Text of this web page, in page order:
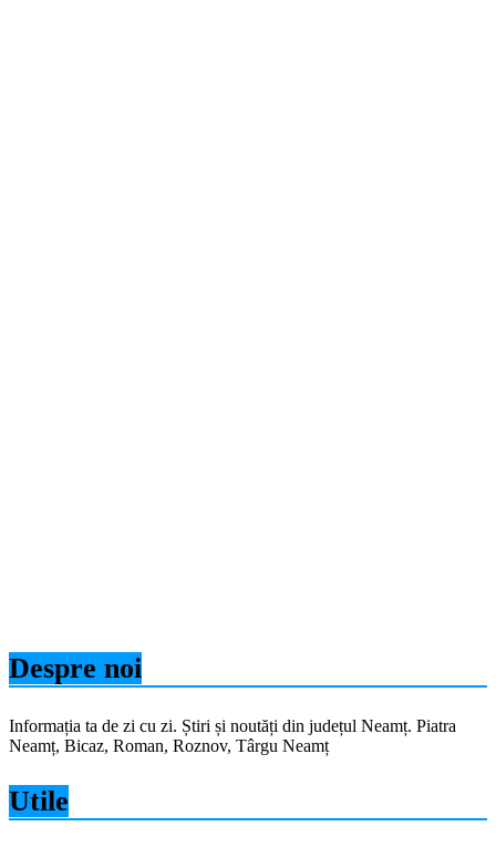
Despre noi
Informația ta de zi cu zi. Știri și noutăți din județul Neamț. Piatra
Neamț, Bicaz, Roman, Roznov, Târgu Neamț
Utile